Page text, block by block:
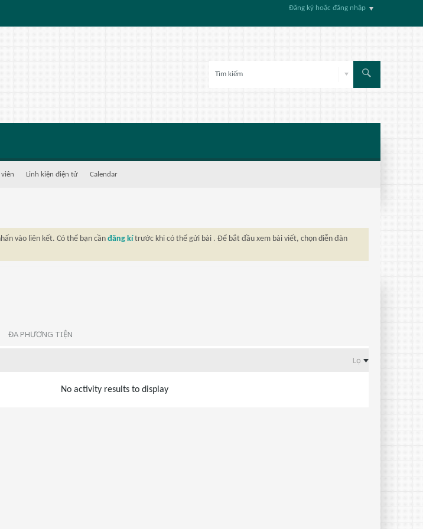
Đăng ký hoặc đăng nhập
Linh kiện điện tử Calendar
vào liên kết. Có thể bạn cần đăng kí trước khi có thể gửi bài . Để bắt đầu xem bài viết, chọn diễn đàn
ĐA PHƯƠNG TIỆN
Lọc
No activity results to display